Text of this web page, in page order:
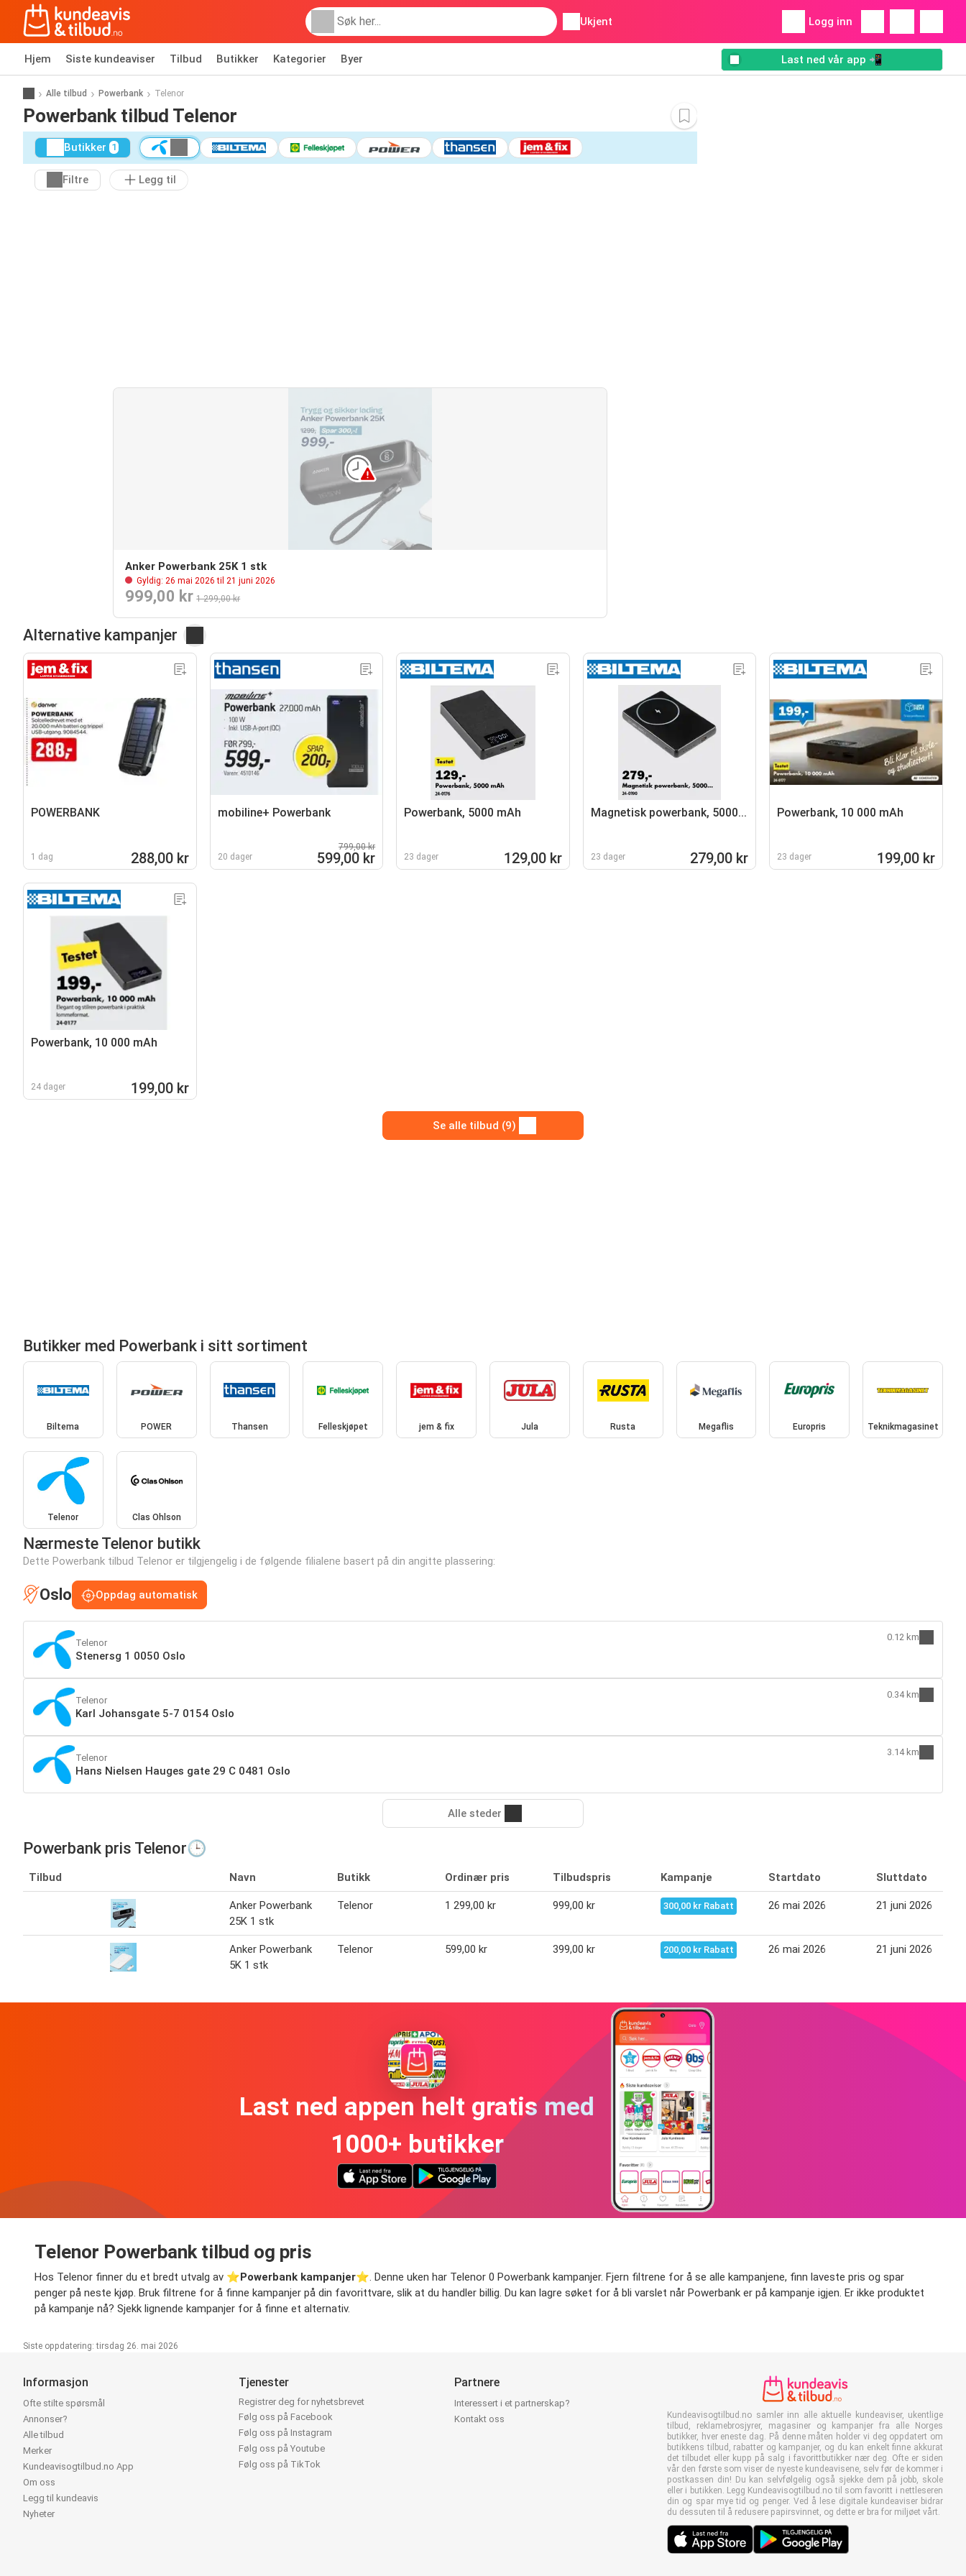
Ukjent Logg inn
Hjem Siste kundeaviser Tilbud Butikker Kategorier Byer Last ned vår app 📲
Alle tilbud Powerbank Telenor
Powerbank tilbud Telenor
Butikker 1
Filtre Legg til
Anker Powerbank 25K 1 stk
Gyldig: 26 mai 2026 til 21 juni 2026
999,00 kr 1 299,00 kr
Alternative kampanjer
POWERBANK
1 dag 288,00 kr
mobiline+ Powerbank
20 dager
799,00 kr
599,00 kr
Powerbank, 5000 mAh
23 dager 129,00 kr
Magnetisk powerbank, 5000...
23 dager 279,00 kr
Powerbank, 10 000 mAh
23 dager 199,00 kr
Powerbank, 10 000 mAh
24 dager 199,00 kr
Se alle tilbud (9)
Butikker med Powerbank i sitt sortiment
Biltema POWER Thansen Felleskjøpet jem & fix Jula Rusta Megaflis Europris Teknikmagasinet
Telenor Clas Ohlson
Nærmeste Telenor butikk
Dette Powerbank tilbud Telenor er tilgjengelig i de følgende filialene basert på din angitte plassering:
Oslo Oppdag automatisk
Telenor
Stenersg 1 0050 Oslo
0.12 km
Telenor
Karl Johansgate 5-7 0154 Oslo
0.34 km
Telenor
Hans Nielsen Hauges gate 29 C 0481 Oslo
3.14 km
Alle steder
Powerbank pris Telenor🕒
Tilbud Navn Butikk Ordinær pris Tilbudspris Kampanje Startdato Sluttdato
Anker Powerbank
25K 1 stk
Telenor 1 299,00 kr 999,00 kr 300,00 kr Rabatt 26 mai 2026 21 juni 2026
Anker Powerbank
5K 1 stk
Telenor 599,00 kr 399,00 kr 200,00 kr Rabatt 26 mai 2026 21 juni 2026
Last ned appen helt gratis med
1000+ butikker
Telenor Powerbank tilbud og pris
Hos Telenor finner du et bredt utvalg av ⭐️Powerbank kampanjer⭐️. Denne uken har Telenor 0 Powerbank kampanjer. Fjern filtrene for å se alle kampanjene, finn laveste pris og spar
penger på neste kjøp. Bruk filtrene for å finne kampanjer på din favorittvare, slik at du handler billig. Du kan lagre søket for å bli varslet når Powerbank er på kampanje igjen. Er ikke produktet
på kampanje nå? Sjekk lignende kampanjer for å finne et alternativ.
Siste oppdatering: tirsdag 26. mai 2026
Informasjon
Ofte stilte spørsmål
Annonser?
Alle tilbud
Merker
Kundeavisogtilbud.no App
Om oss
Legg til kundeavis
Nyheter
Tjenester
Registrer deg for nyhetsbrevet
Følg oss på Facebook
Følg oss på Instagram
Følg oss på Youtube
Følg oss på TikTok
Partnere
Interessert i et partnerskap?
Kontakt oss
Kundeavisogtilbud.no samler inn alle aktuelle kundeaviser, ukentlige
tilbud, reklamebrosjyrer, magasiner og kampanjer fra alle Norges
butikker, hver eneste dag. På denne måten holder vi deg oppdatert om
butikkens tilbud, rabatter og kampanjer, og du kan enkelt finne akkurat
det tilbudet eller kupp på salg i favorittbutikker nær deg. Ofte er siden
vår den første som viser de nyeste kundeavisene, selv før de kommer i
postkassen din! Du kan selvfølgelig også sjekke dem på jobb, skole
eller i butikken. Legg Kundeavisogtilbud.no til som favoritt i nettleseren
din og spar mye tid og penger. Ved å lese digitale kundeaviser bidrar
du dessuten til å redusere papirsvinnet, og dette er bra for miljøet vårt.